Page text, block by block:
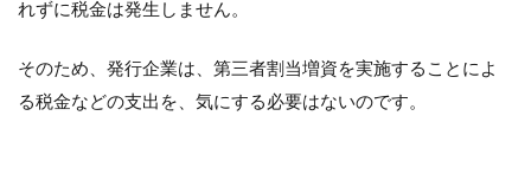
れずに税金は発生しません。
そのため、発行企業は、第三者割当増資を実施することによ
る税金などの支出を、気にする必要はないのです。